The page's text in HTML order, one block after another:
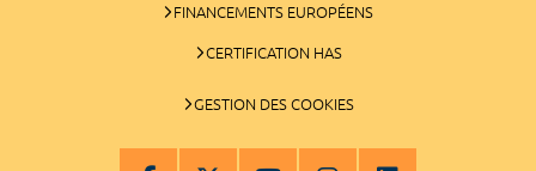
FINANCEMENTS EUROPÉENS
CERTIFICATION HAS
GESTION DES COOKIES